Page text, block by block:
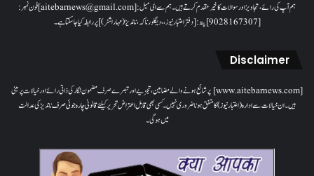
ہم آپ کی رائے، تجاویز اور سوالات کا خیرمقدم کرتے ہیں۔ ہم سےای میل: [aitebarnews@gmail.com]فون نمبر:
[9028167307]پتہ: [دفتر اعتبار نیوز، ، دیگلور ناکہ، ناندیڑ(مہاراشٹر) ] پر رابطہ کیا جاسکتا ہے۔
Disclaimer
[www.aitebarnews.com] پر شائع ہونے والے مضامین، تجزیے اور تبصرے صرف مضمون نگار کی ذاتی رائے اور خیالات پر مبنی
ہیں۔ ان خیالات سے ادارہ (اعتبار نیوز) کا متفق ہونا ضروری نہیں۔ کسی بھی قابل اعتراض تحریر کیلئے قانونی چارہ جوئی صرف ناندیڑ کی عدالت
میں ہوگی۔